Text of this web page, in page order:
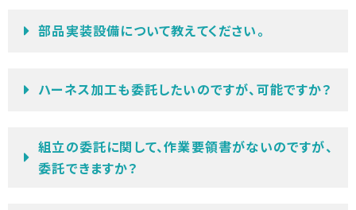
部品実装設備について教えてください。
ハーネス加工も委託したいのですが、可能ですか？
組立の委託に関して、作業要領書がないのですが、
委託できますか？